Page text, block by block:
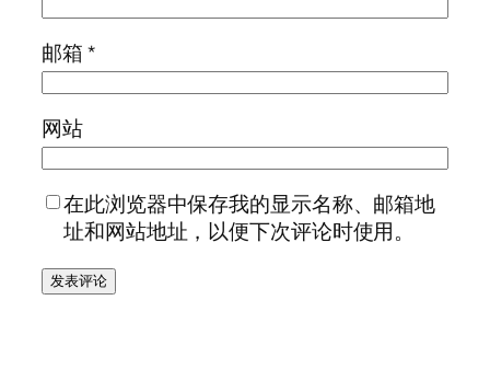
邮箱*
网站
在此浏览器中保存我的显示名称、邮箱地
址和网站地址，以便下次评论时使用。